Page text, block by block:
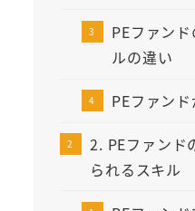
PEファン
ルの違い
PEファン
2. PEファンド
られるスキル